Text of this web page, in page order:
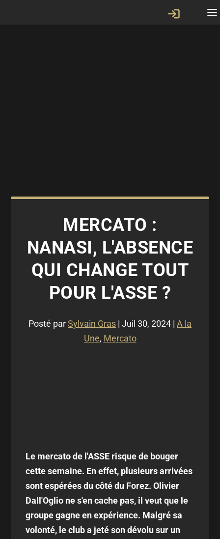
MERCATO :
NANASI, L'ABSENCE
QUI CHANGE TOUT
POUR L'ASSE ?
Posté parSylvain Gras | Juil 30, 2024 | A la
Une, Mercato
Le mercato de l'ASSE risque de bouger
cette semaine. En effet, plusieurs arrivées
sont espérées du côté du Forez. Olivier
Dall'Oglio ne s'en cache pas, il veut que le
groupe gagne en expérience. Malgré sa
volonté, le club a jeté son dévolu sur un